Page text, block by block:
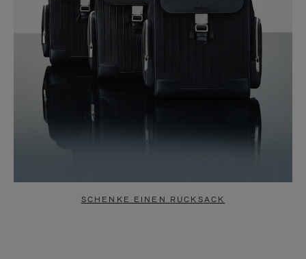
SCHENKE EINEN RUCKSACK